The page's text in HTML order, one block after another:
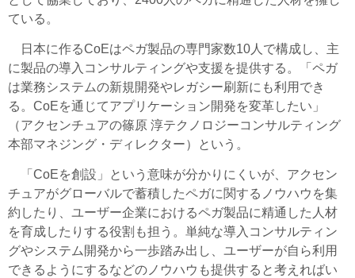
ている。
日本に作るCoEはペガ製品の専門家数10人で構成し、主
に製品の導入コンサルティングや支援を提供する。「ペガ
は業務システムの新規開発やレガシー刷新にも利用でき
る。CoEを通じてアプリケーション開発を変革したい」
（アクセンチュアの篠原 淳テクノロジーコンサルティング
本部マネジング・ディレクター）という。
「CoEを創設」という意味が分かりにくいが、アクセン
チュアがグローバルで蓄積したペガに関するノウハウを集
約したり、ユーザー企業におけるペガ製品に精通した人材
を育成したりする役割も担う。単純な導入コンサルティン
グやシステム開発から一歩踏み出し、ユーザーが自ら利用
できるようにするなどのノウハウも提供すると考えればい